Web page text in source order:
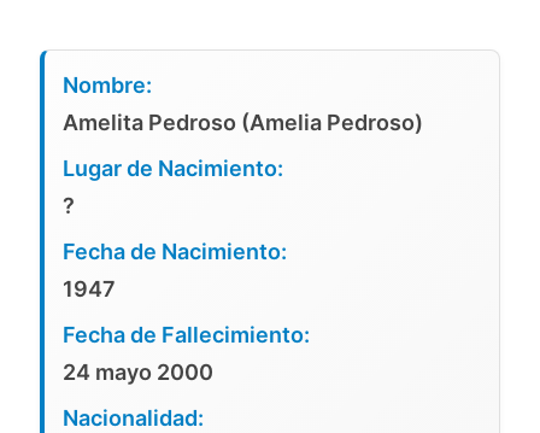
Nombre:
Amelita Pedroso (Amelia Pedroso)
Lugar de Nacimiento:
?
Fecha de Nacimiento:
1947
Fecha de Fallecimiento:
24 mayo 2000
Nacionalidad: